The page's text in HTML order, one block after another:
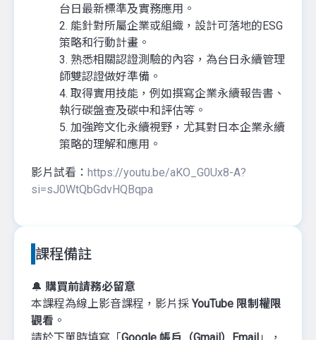
台日最新標準及實務應用。
2. 能針對所屬企業或組織，設計可落地的ESG
策略和行動計畫。
3. 熟悉相關認證測驗的內容，為台日永續管理
師雙認證做好準備。
4. 取得實用技能，例如撰寫企業永續報告書、
執行碳盤查及碳中和評估等。
5. 加強跨文化永續視野，尤其對日本企業永續
策略的理解和應用。
影片試看： https://youtu.be/aKO_G0Ux8-A?
si=sJ0WtQbGdvHQBqpa
課程備註
🔔 購買前請務必留意
本課程為線上影音課程，影片採YouTube 限制權限
觀看 。